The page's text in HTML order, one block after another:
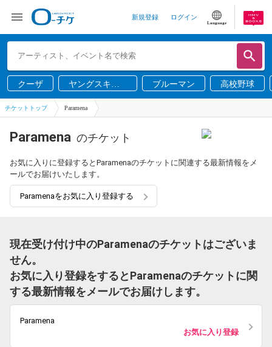
新規登録 ログイン
Language
クーザ
ヤングスキニ
ー
ブルーマン 高校野球
チケットトップ Paramena
Paramena のチケット
お気に入りに登録するとParamenaのチケットに関連する最新情報をメ
ールでお届けいたします。
Paramenaをお気に入り登録する
現在受け付け中のParamenaのチケットはございま
せん。
お気に入り登録をするとParamenaのチケットに関
する最新情報をメールでお届けします。
Paramena
お気に入り登録